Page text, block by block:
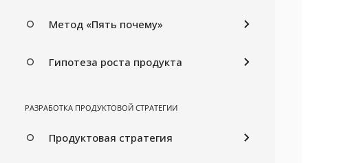
Метод «Пять почему»
Гипотеза роста продукта
РАЗРАБОТКА ПРОДУКТОВОЙ СТРАТЕГИИ
Продуктовая стратегия